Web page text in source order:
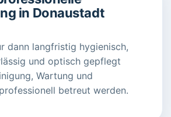
in Donaustadt
dann langfristig hygienisch,
und optisch gepflegt
Wartung und
betreut werden.